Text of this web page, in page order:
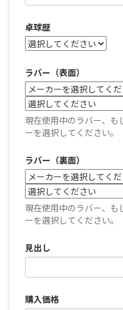
卓球歴
ラバー（表面）
現在使用中のラバー、
ーを選択してください。
ラバー（裏面）
現在使用中のラバー、
ーを選択してください。
見出し
購入価格